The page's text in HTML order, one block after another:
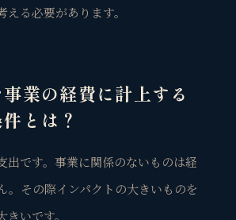
る必要があります。
業の経費に計上する
とは？
出です。 事業に関係のないものは経
その際インパクトの大きいものを
いです。